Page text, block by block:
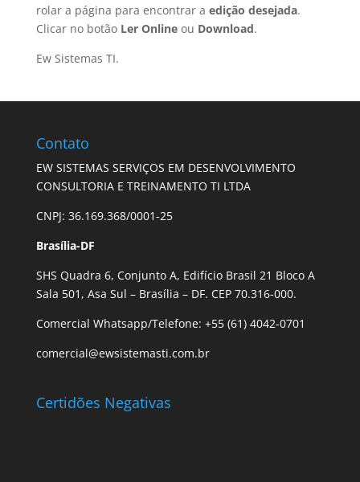
rolar a página para encontrar a edição desejada.
Clicar no botão Ler Onlineou Download.
Ew Sistemas TI.
Contato
EW SISTEMAS SERVIÇOS EM DESENVOLVIMENTO
CONSULTORIA E TREINAMENTO TI LTDA
CNPJ: 36.169.368/0001-25
Brasília-DF
SHS Quadra 6, Conjunto A, Edifício Brasil 21 Bloco A
Sala 501, Asa Sul – Brasília – DF. CEP 70.316-000.
Comercial Whatsapp/Telefone: +55 (61) 4042-0701
comercial@ewsistemasti.com.br
Certidões Negativas